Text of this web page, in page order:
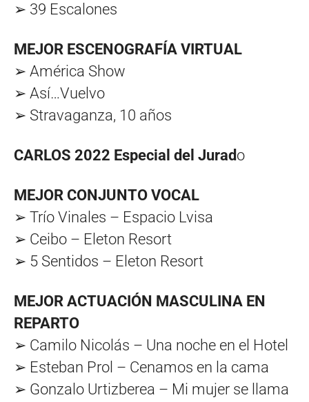
➢ 39 Escalones
MEJOR ESCENOGRAFÍA VIRTUAL
➢ América Show
➢ Así…Vuelvo
➢ Stravaganza, 10 años
CARLOS 2022 Especial del Jurado
MEJOR CONJUNTO VOCAL
➢ Trío Vinales – Espacio Lvisa
➢ Ceibo – Eleton Resort
➢ 5 Sentidos – Eleton Resort
MEJOR ACTUACIÓN MASCULINA EN
REPARTO
➢ Camilo Nicolás – Una noche en el Hotel
➢ Esteban Prol – Cenamos en la cama
➢ Gonzalo Urtizberea – Mi mujer se llama